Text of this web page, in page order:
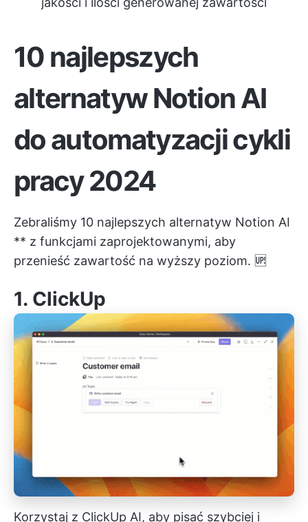
10 najlepszych
alternatyw Notion AI
do automatyzacji cykli
pracy 2024
Zebraliśmy 10 najlepszych alternatyw Notion AI
** z funkcjami zaprojektowanymi, aby
przenieść zawartość na wyższy poziom. 🆙
1. ClickUp
Korzystaj z ClickUp AI, aby pisać szybciej i